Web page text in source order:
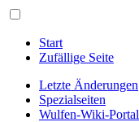
Start
Zufällige Seite
Letzte Änderungen
Spezialseiten
Wulfen-Wiki-Portal